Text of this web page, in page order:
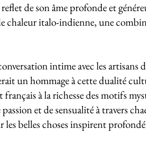
de son âme profonde et
chaleur italo-indienne, une
intime avec les
un hommage à cette dualité
français à la richesse des motifs
et de sensualité à travers
les belles choses inspirent